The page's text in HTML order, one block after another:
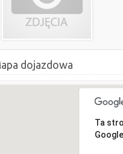
dojazdowa
Ta